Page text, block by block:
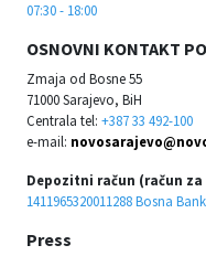
07:30 - 18:00
OSNOVNI KONTAKT
Zmaja od Bosne 55
71000 Sarajevo, BiH
Centrala tel: +387 33 492-100
e-mail:
Depozitni račun (račun
1411965320011288 Bosna
Press